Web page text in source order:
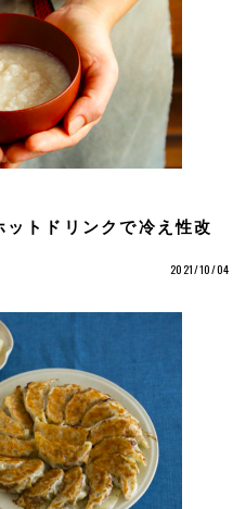
ットドリンクで冷え性改
2021/10/04